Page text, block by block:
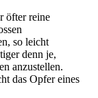
öfter reine
so leicht
denn je,
anzustellen.
das Opfer eines